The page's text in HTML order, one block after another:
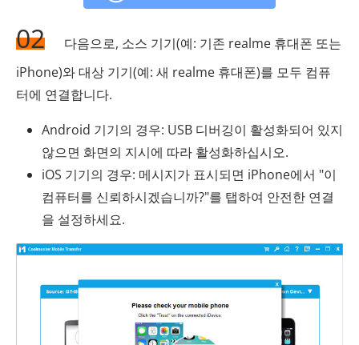
02
다음으로, 소스 기기(예: 기존 realme 휴대폰 또는
iPhone)와 대상 기기(예: 새 realme 휴대폰)를 모두 컴퓨
터에 연결합니다.
Android 기기의 경우: USB 디버깅이 활성화되어 있지
않으면 화면의 지시에 따라 활성화하십시오.
iOS 기기의 경우: 메시지가 표시되면 iPhone에서 "이
컴퓨터를 신뢰하시겠습니까?"를 탭하여 안전한 연결
을 설정하세요.